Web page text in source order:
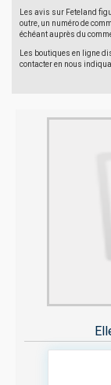
Les avis sur Feteland
outre, un numéro de
échéant auprès du
Les boutiques en ligne
contacter en nous